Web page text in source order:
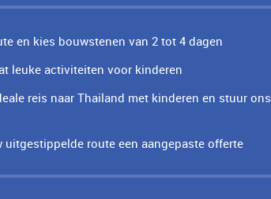
en kies bouwstenen van 2 tot 4 dagen
leuke activiteiten voor kinderen
reis naar Thailand met kinderen en stuur ons
uitgestippelde route een aangepaste offerte